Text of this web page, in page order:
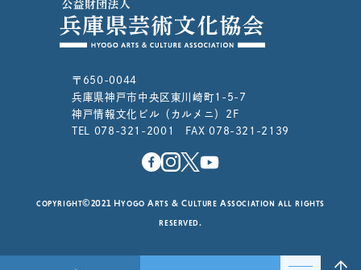
〒650-0044
兵庫県神戸市中央区東川崎町1-5-7
神戸情報文化ビル（カルメニ）2F
TEL 078-321-2001 FAX 078-321-2139
copyright©2021 Hyogo Arts & Culture Association all rights
reserved.